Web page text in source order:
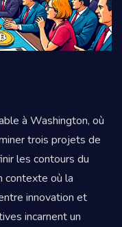
à Washington, où
trois projets de
les contours du
contexte où la
innovation et
incarnent un